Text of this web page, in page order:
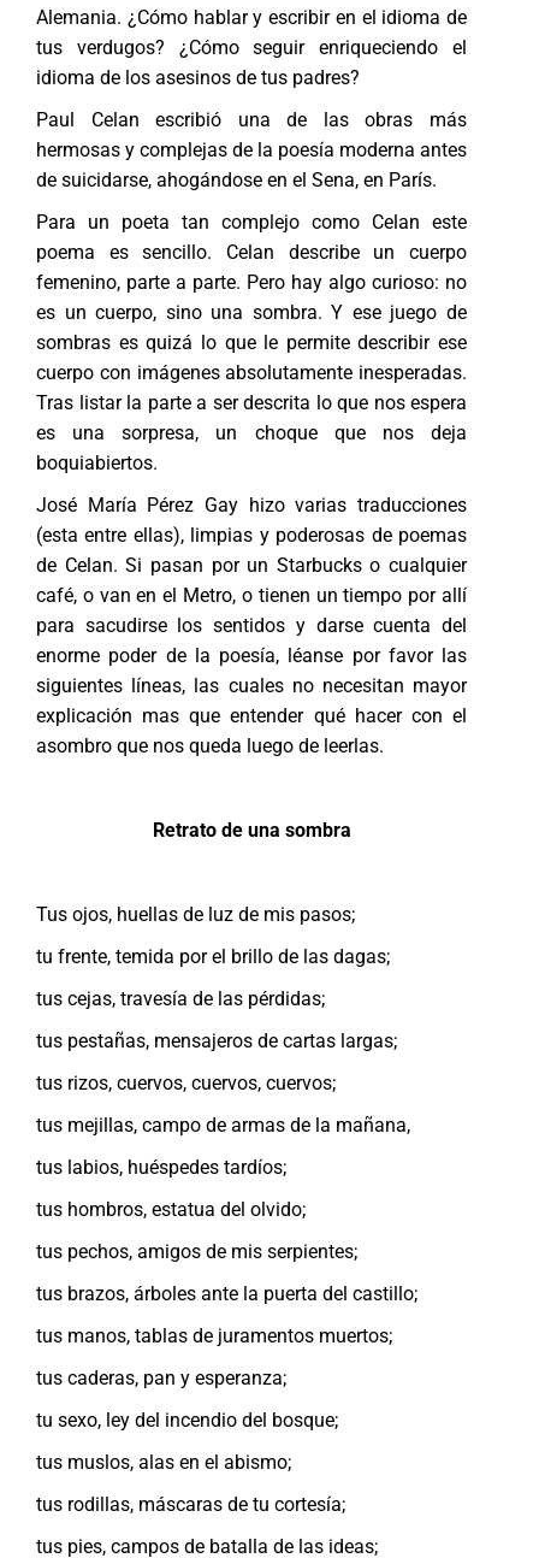
Alemania. ¿Cómo hablar y escribir en el idioma de
tus verdugos? ¿Cómo seguir enriqueciendo el
idioma de los asesinos de tus padres?
Paul Celan escribió una de las obras más
hermosas y complejas de la poesía moderna antes
de suicidarse, ahogándose en el Sena, en París.
Para un poeta tan complejo como Celan este
poema es sencillo. Celan describe un cuerpo
femenino, parte a parte. Pero hay algo curioso: no
es un cuerpo, sino una sombra. Y ese juego de
sombras es quizá lo que le permite describir ese
cuerpo con imágenes absolutamente inesperadas.
Tras listar la parte a ser descrita lo que nos espera
es una sorpresa, un choque que nos deja
boquiabiertos.
José María Pérez Gay hizo varias traducciones
(esta entre ellas), limpias y poderosas de poemas
de Celan. Si pasan por un Starbucks o cualquier
café, o van en el Metro, o tienen un tiempo por allí
para sacudirse los sentidos y darse cuenta del
enorme poder de la poesía, léanse por favor las
siguientes líneas, las cuales no necesitan mayor
explicación mas que entender qué hacer con el
asombro que nos queda luego de leerlas.
Retrato de una sombra
Tus ojos, huellas de luz de mis pasos;
tu frente, temida por el brillo de las dagas;
tus cejas, travesía de las pérdidas;
tus pestañas, mensajeros de cartas largas;
tus rizos, cuervos, cuervos, cuervos;
tus mejillas, campo de armas de la mañana,
tus labios, huéspedes tardíos;
tus hombros, estatua del olvido;
tus pechos, amigos de mis serpientes;
tus brazos, árboles ante la puerta del castillo;
tus manos, tablas de juramentos muertos;
tus caderas, pan y esperanza;
tu sexo, ley del incendio del bosque;
tus muslos, alas en el abismo;
tus rodillas, máscaras de tu cortesía;
tus pies, campos de batalla de las ideas;